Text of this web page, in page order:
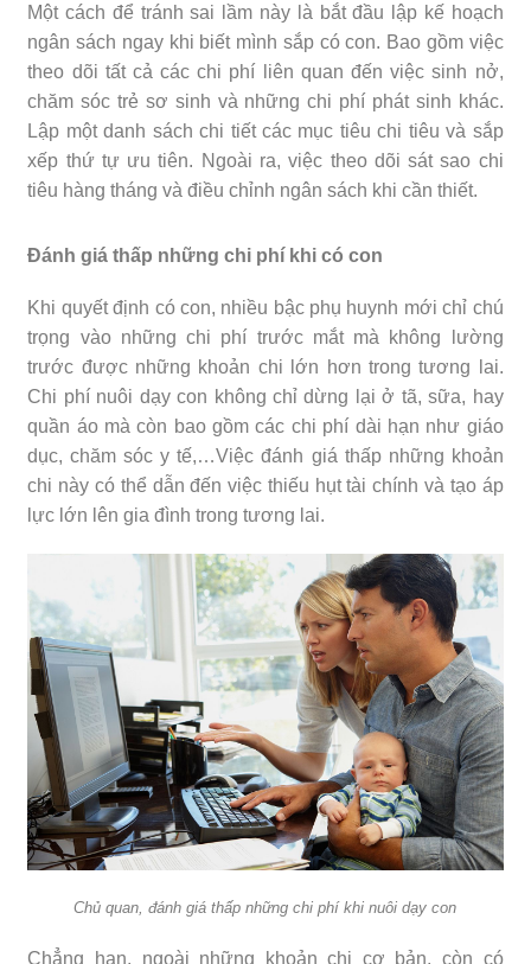
Một cách để tránh sai lầm này là bắt đầu lập kế hoạch
ngân sách ngay khi biết mình sắp có con. Bao gồm việc
theo dõi tất cả các chi phí liên quan đến việc sinh nở,
chăm sóc trẻ sơ sinh và những chi phí phát sinh khác.
Lập một danh sách chi tiết các mục tiêu chi tiêu và sắp
xếp thứ tự ưu tiên. Ngoài ra, việc theo dõi sát sao chi
tiêu hàng tháng và điều chỉnh ngân sách khi cần thiết.
Đánh giá thấp những chi phí khi có con
Khi quyết định có con, nhiều bậc phụ huynh mới chỉ chú
trọng vào những chi phí trước mắt mà không lường
trước được những khoản chi lớn hơn trong tương lai.
Chi phí nuôi dạy con không chỉ dừng lại ở tã, sữa, hay
quần áo mà còn bao gồm các chi phí dài hạn như giáo
dục, chăm sóc y tế,…Việc đánh giá thấp những khoản
chi này có thể dẫn đến việc thiếu hụt tài chính và tạo áp
lực lớn lên gia đình trong tương lai.
Chủ quan, đánh giá thấp những chi phí khi nuôi dạy con
Chẳng hạn, ngoài những khoản chi cơ bản, còn có